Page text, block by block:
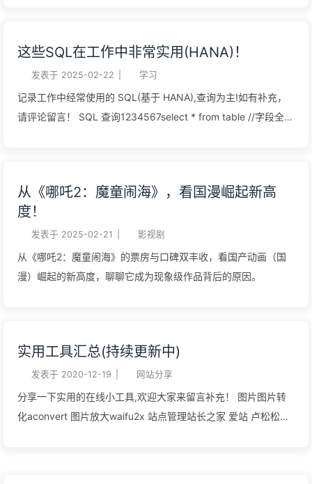
的安装文件安装 T100 相关环境,运行启动文件。 浏览器安装存
在闪退问题建议客户端安装 注意事项 浏览器只能使用 IE 内核。
浏览器需要取消弹窗拦截，浏览器设置中可关闭。 添加兼容性视
图。 客户端安装 T100 后打开运行文件需要注意端口。 如若打
性视图 降低保护等级 关闭杀毒软件 添加信任站点 activeX 开启
重置浏览器设置 360 主页修复 等等….. IE9 一下的浏览器不可以
使用，请升级! 使用 Ctrl+Alt+Del 重启电脑 安装问题注意电脑的
系统位数来安装相应的客户端环境 djc 配置图片监修中 系统架构
$TOP 为文件最上层 com/lib 标准公用函数存放目录 com/sub
数设定 p 批处理 r 报表 系统架构图系统配置时，均以$TOP作为
最上层目录，在$TOP 挂上各种系统所需的工具、模块等目录，
com/cfg 目录配置本目录下是置放程序执行时所需参照的设定部
分。包含工具栏（Tollbar）设定、屏幕显示样式（Window
这些SQL在工作中非常实用(HANA)！
发表于 2025-02-22 学习
记录工作中经常使用的 SQL(基于 HANA),查询为主!如有补充，
请评论留言！ SQL 查询1234567select * from table //字段全部
连接 左连接 1select * from table1 t1 left join table2 t2 on
t1.col=t2.col 右连接 1select * from table1 t1 right join table2
t2 on t1.col=t2.col 内连接 123select * from table1 t1 inner join
table2 t2 on t1.col=t2.colselect * from table1 t1 join table2 t2
on t1.col=t2.col 外连接 1select * from table1 t1 outer join
FROM table2; 分组 GROUP BY 1SELECT col FROM table1
group by col 排序 row_number 依次排序 1SELECT
col1,row_number() over(PARTITION BY col2 ORDER BY col3)
as t FROM table1 例子:1,2,3,4,5,6 rank 跳跃排序 1SELECT
从《哪吒2：魔童闹海》，看国漫崛起新高
度！
发表于 2025-02-21 影视剧
从《哪吒2：魔童闹海》的票房与口碑双丰收，看国产动画（国
漫）崛起的新高度，聊聊它成为现象级作品背后的原因。
实用工具汇总(持续更新中)
发表于 2020-12-19 网站分享
分享一下实用的在线小工具,欢迎大家来留言补充！ 图片图片转
化aconvert 图片放大waifu2x 站点管理站长之家 爱站 卢松松